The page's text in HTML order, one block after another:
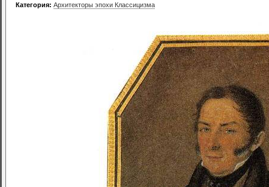
Категория: Архитекторы эпохи Классицизма